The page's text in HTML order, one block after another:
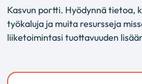
Kasvun portti. Hyödynnä tietoa,
työkaluja ja muita resursseja
liiketoimintasi tuottavuuden